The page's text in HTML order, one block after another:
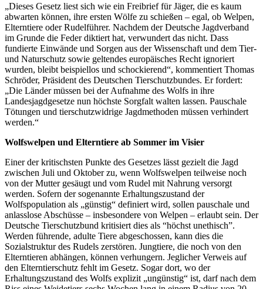
„Dieses Gesetz liest sich wie ein Freibrief für Jäger, die es kaum
abwarten können, ihre ersten Wölfe zu schießen – egal, ob Welpen,
Elterntiere oder Rudelführer. Nachdem der Deutsche Jagdverband
im Grunde die Feder diktiert hat, verwundert das nicht. Dass
fundierte Einwände und Sorgen aus der Wissenschaft und dem Tier-
und Naturschutz sowie geltendes europäisches Recht ignoriert
wurden, bleibt beispiellos und schockierend“, kommentiert Thomas
Schröder, Präsident des Deutschen Tierschutzbundes. Er fordert:
„Die Länder müssen bei der Aufnahme des Wolfs in ihre
Landesjagdgesetze nun höchste Sorgfalt walten lassen. Pauschale
Tötungen und tierschutzwidrige Jagdmethoden müssen verhindert
werden.“
Wolfswelpen und Elterntiere ab Sommer im Visier
Einer der kritischsten Punkte des Gesetzes lässt gezielt die Jagd
zwischen Juli und Oktober zu, wenn Wolfswelpen teilweise noch
von der Mutter gesäugt und vom Rudel mit Nahrung versorgt
werden. Sofern der sogenannte Erhaltungszustand der
Wolfspopulation als „günstig“ definiert wird, sollen pauschale und
anlasslose Abschüsse – insbesondere von Welpen – erlaubt sein. Der
Deutsche Tierschutzbund kritisiert dies als “höchst unethisch”.
Werden führende, adulte Tiere abgeschossen, kann dies die
Sozialstruktur des Rudels zerstören. Jungtiere, die noch von den
Elterntieren abhängen, können verhungern. Jeglicher Verweis auf
den Elterntierschutz fehlt im Gesetz. Sogar dort, wo der
Erhaltungszustand des Wolfs explizit „ungünstig“ ist, darf nach dem